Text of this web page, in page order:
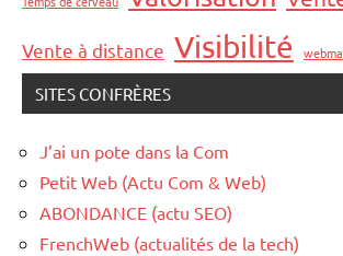
Vente à distance Visibilité
SITES CONFRÈRES
J’ai un pote dans la Com
Petit Web (Actu Com & Web)
ABONDANCE (actu SEO)
FrenchWeb (actualités de la tech)